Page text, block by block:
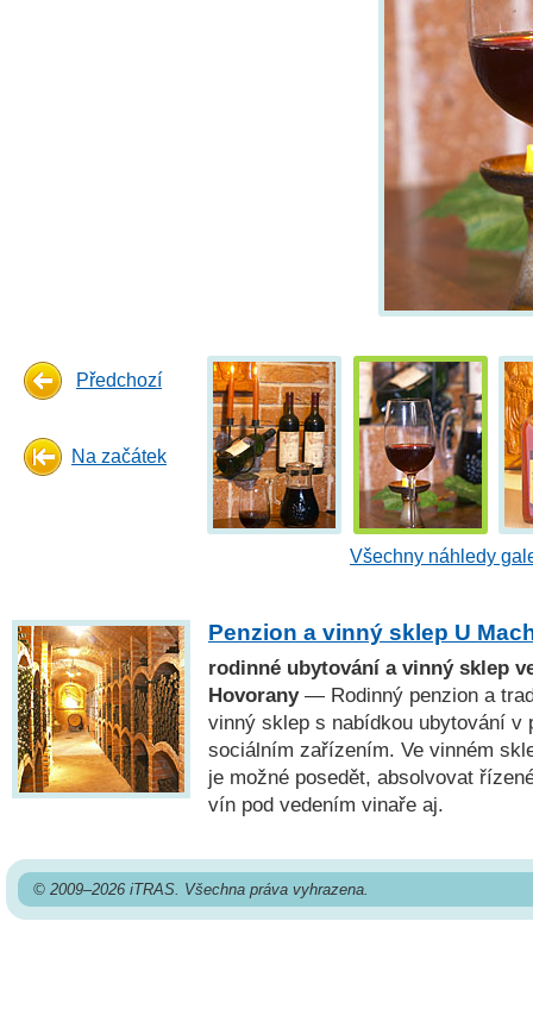
Předchozí
Na začátek
Všechny náhledy
Penzion a vinný sklep U
rodinné ubytování a vinný sklep
Hovorany— Rodinný penzion a
vinný sklep s nabídkou ubytování v
sociálním zařízením. Ve vinném
je možné posedět, absolvovat
vín pod vedením vinaře aj.
© 2009–2026 iTRAS. Všechna práva vyhrazena.